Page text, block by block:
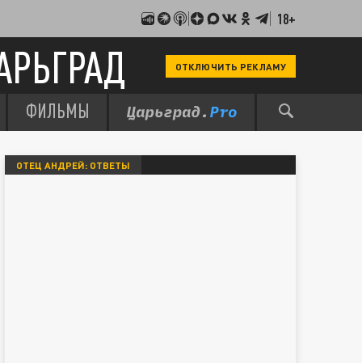
18+
ОТКЛЮЧИТЬ РЕКЛАМУ
ФИЛЬМЫ
ОТЕЦ АНДРЕЙ: ОТВЕТЫ